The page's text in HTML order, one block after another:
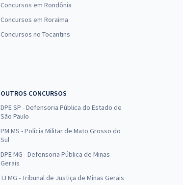
Concursos em Rondônia
Concursos em Roraima
Concursos no Tocantins
OUTROS CONCURSOS
DPE SP - Defensoria Pública do Estado de
São Paulo
PM MS - Polícia Militar de Mato Grosso do
Sul
DPE MG - Defensoria Pública de Minas
Gerais
TJ MG - Tribunal de Justiça de Minas Gerais